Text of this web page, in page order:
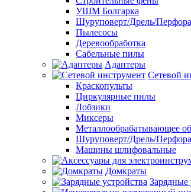
УШМ Болгарка
Шуруповерт/Дрель/
Пылесосы
Деревообработка
Сабельные пилы
Адаптеры
Сетевой
Краскопульты
Циркулярные пилы
Лобзики
Миксеры
Металлообрабатывающее
Шуруповерт/Дрель/
Машины шлифовальные
Домкраты
Зарядные